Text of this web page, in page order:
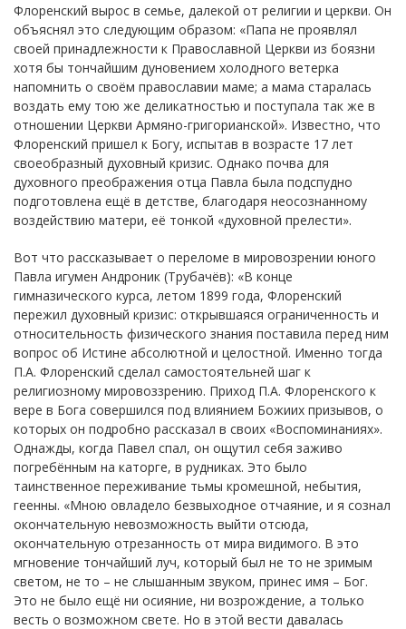
Флоренский вырос в семье, далекой от религии и церкви. Он
объяснял это следующим образом: «Папа не проявлял
своей принадлежности к Православной Церкви из боязни
хотя бы тончайшим дуновением холодного ветерка
напомнить о своём православии маме; а мама старалась
воздать ему тою же деликатностью и поступала так же в
отношении Церкви Армяно-григорианской». Известно, что
Флоренский пришел к Богу, испытав в возрасте 17 лет
своеобразный духовный кризис. Однако почва для
духовного преображения отца Павла была подспудно
подготовлена ещё в детстве, благодаря неосознанному
воздействию матери, её тонкой «духовной прелести».
Вот что рассказывает о переломе в мировозрении юного
Павла игумен Андроник (Трубачёв): «В конце
гимназического курса, летом 1899 года, Флоренский
пережил духовный кризис: открывшаяся ограниченность и
относительность физического знания поставила перед ним
вопрос об Истине абсолютной и целостной. Именно тогда
П.А. Флоренский сделал самостоятельней шаг к
религиозному мировоззрению. Приход П.А. Флоренского к
вере в Бога совершился под влиянием Божиих призывов, о
которых он подробно рассказал в своих «Воспоминаниях».
Однажды, когда Павел спал, он ощутил себя заживо
погребённым на каторге, в рудниках. Это было
таинственное переживание тьмы кромешной, небытия,
геенны. «Мною овладело безвыходное отчаяние, и я сознал
окончательную невозможность выйти отсюда,
окончательную отрезанность от мира видимого. В это
мгновение тончайший луч, который был не то не зримым
светом, не то – не слышанным звуком, принес имя – Бог.
Это не было ещё ни осияние, ни возрождение, а только
весть о возможном свете. Но в этой вести давалась